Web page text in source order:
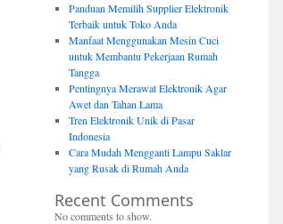
Panduan Memilih Supplier Elektronik
Terbaik untuk Toko Anda
Manfaat Menggunakan Mesin Cuci
untuk Membantu Pekerjaan Rumah
Tangga
Pentingnya Merawat Elektronik Agar
Awet dan Tahan Lama
Tren Elektronik Unik di Pasar
Indonesia
Cara Mudah Mengganti Lampu Saklar
yang Rusak di Rumah Anda
Recent Comments
No comments to show.